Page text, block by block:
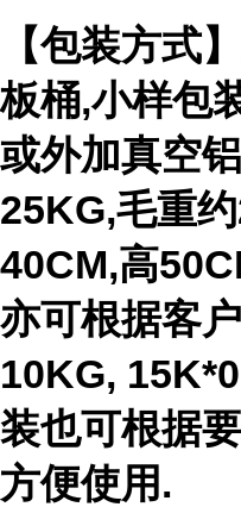
【包装方式
板桶,小样包
或外加真空
25KG,毛重
40CM,高
亦可根据客
10KG,
装也可根据
方便使用.